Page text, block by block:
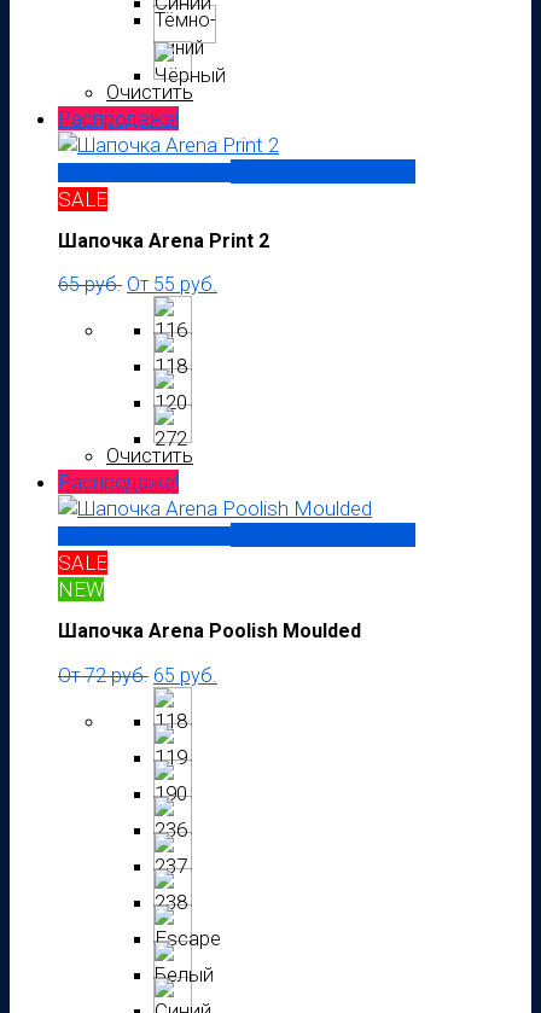
Тёмно-
синий
Очистить
Распродажа!
SALE
Шапочка Arena Print 2
65руб. От 55 руб.
Очистить
Распродажа!
SALE
NEW
Шапочка Arena Poolish Moulded
От72руб. 65 руб.